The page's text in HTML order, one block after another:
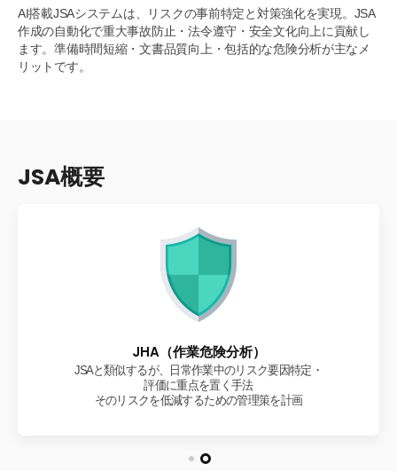
AI搭載JSAシステムは、リスクの事前特定と対策強化を実現。JSA
作成の自動化で重大事故防止・法令遵守・安全文化向上に貢献し
ます。準備時間短縮・文書品質向上・包括的な危険分析が主なメ
リットです。
JSA概要
JSA（作業安全分析）
作業に伴う危険を事前に体系的に特定し、
予防措置を定めて事故リスクを低減する手法
JHA（作業危険分析）
JSAと類似するが、日常作業中のリスク要因特定・
評価に重点を置く手法
そのリスクを低減するための管理策を計画